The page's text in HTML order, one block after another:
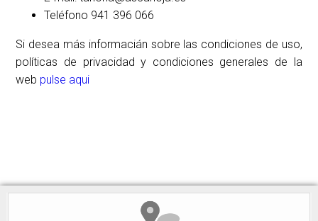
Teléfono 941 396 066
Si desea más informacián sobre las condiciones de uso,
políticas de privacidad y condiciones generales de la
web pulse aqui